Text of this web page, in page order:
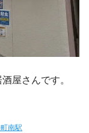
屋さんです。
南駅